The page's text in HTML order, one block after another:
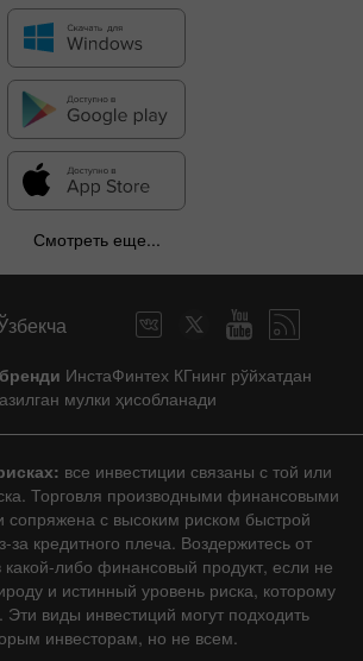
Смотреть еще...
ИнстаФинтех КГнинг рўйхатдан
мулки ҳисобланади
все инвестиции связаны с той или
Торговля производными финансовыми
сопряжена с высоким риском быстрой
за кредитного плеча. Воздержитесь от
какой-либо финансовый продукт, если не
и истинный уровень риска, которому
Эти виды инвестиций могут подходить
инвесторам, но не всем.